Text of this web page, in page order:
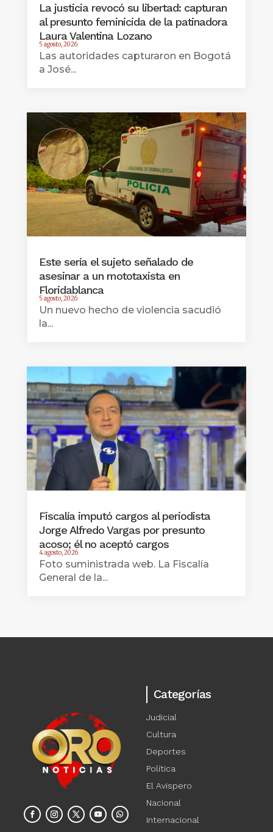
La justicia revocó su libertad: capturan
al presunto feminicida de la patinadora
Laura Valentina Lozano
5 agosto, 2026
Las autoridades capturaron en Bogotá
a José...
Este sería el sujeto señalado de
asesinar a un mototaxista en
Floridablanca
5 agosto, 2026
Un nuevo hecho de violencia sacudió
la...
Fiscalía imputó cargos al periodista
Jorge Alfredo Vargas por presunto
acoso; él no aceptó cargos
4 agosto, 2026
Foto suministrada web. La Fiscalía
General de la...
Categorías
Judicial
Cultura
Deportes
Política
El Avispero
Nacional
Internacional